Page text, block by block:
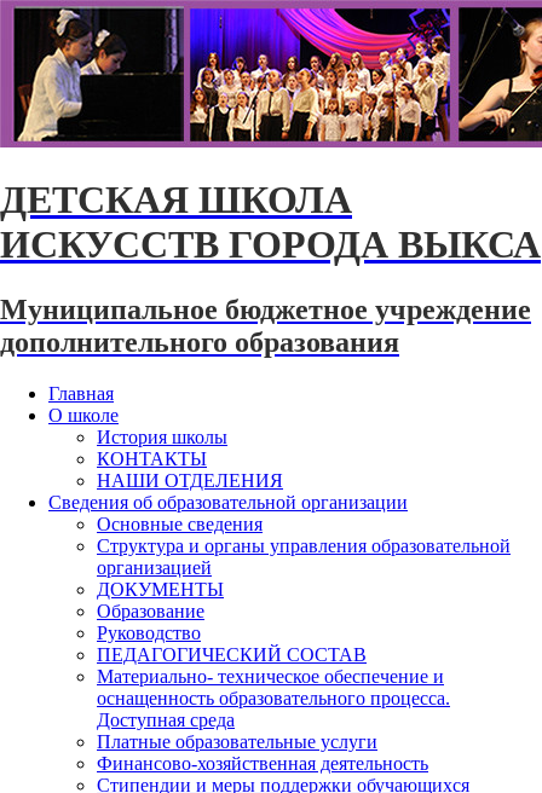
ДЕТСКАЯ ШКОЛА
ИСКУССТВ ГОРОДА ВЫКСА
Муниципальное бюджетное учреждение
дополнительного образования
Главная
О школе
История школы
КОНТАКТЫ
НАШИ ОТДЕЛЕНИЯ
Сведения об образовательной организации
Основные сведения
Структура и органы управления образовательной
организацией
ДОКУМЕНТЫ
Образование
Руководство
ПЕДАГОГИЧЕСКИЙ СОСТАВ
Материально- техническое обеспечение и
оснащенность образовательного процесса.
Доступная среда
Платные образовательные услуги
Финансово-хозяйственная деятельность
Стипендии и меры поддержки обучающихся